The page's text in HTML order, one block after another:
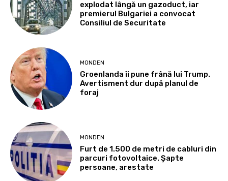
explodat lângă un gazoduct, iar
premierul Bulgariei a convocat
Consiliul de Securitate
MONDEN
Groenlanda îi pune frână lui Trump.
Avertisment dur după planul de
foraj
MONDEN
Furt de 1.500 de metri de cabluri din
parcuri fotovoltaice. Șapte
persoane, arestate